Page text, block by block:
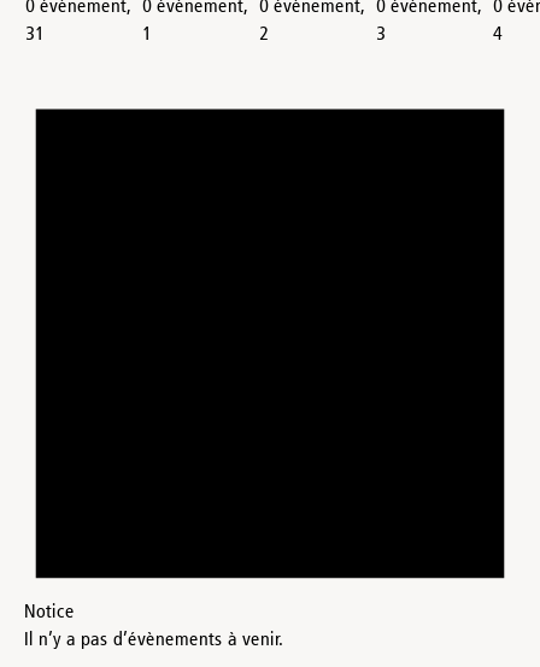
0 évènement,
31
0 évènement,
1
0 évènement,
2
0 évènement,
3
0
4
Notice
Il n’y a pas d’évènements à venir.